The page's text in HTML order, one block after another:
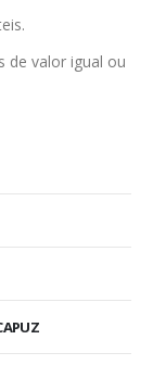
de valor igual ou